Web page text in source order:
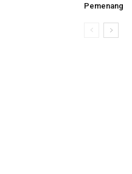
Pemenang